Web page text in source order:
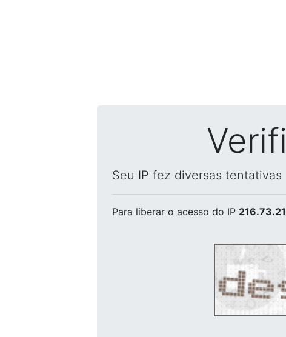
Seu IP fez diversas
Para liberar o acesso do IP